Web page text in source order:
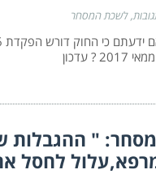
לשכת המסחר
עדכון
" ההגבלות
לחסל